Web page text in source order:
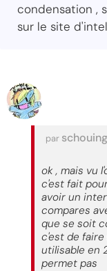
condensation ,
sur le site
par
ok , mais vu
c'est fait
avoir un
compares
que se soit
c'est de
utilisable en
permet pas